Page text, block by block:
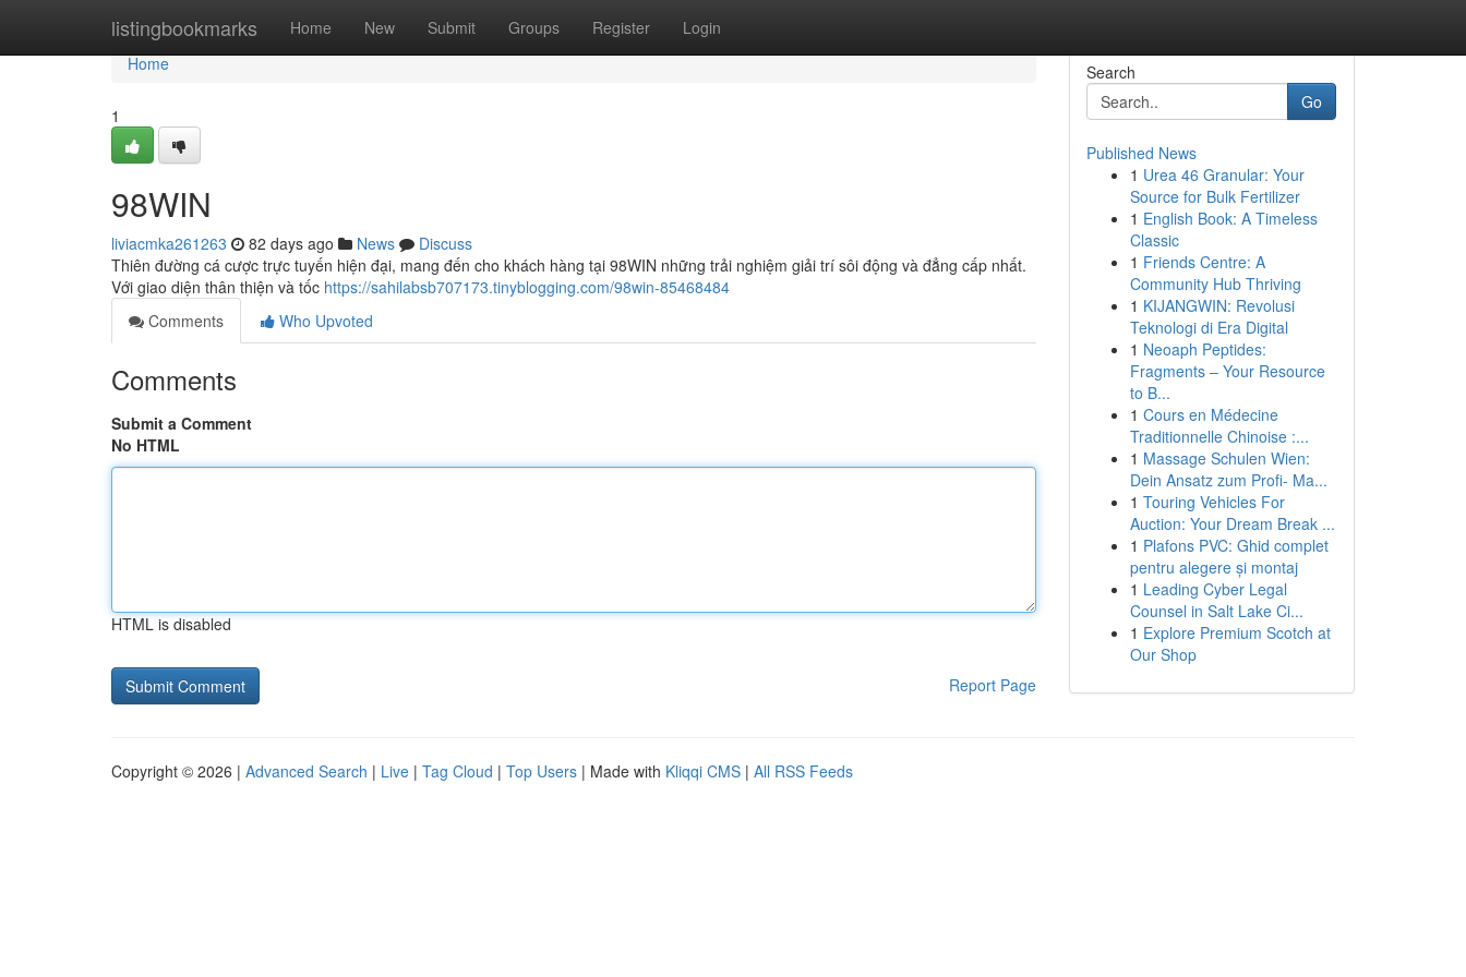
listingbookmarks Home New Submit Groups Register Login
Home
Home
1
98WIN
liviacmka261263 82 days ago News
Discuss
Thiên đường cá cược trực tuyến hiện đại, mang đến cho khách hàng tại 98WIN những trải nghiệm giải trí sôi động và đẳng cấp nhất.
Với giao diện thân thiện và tốc https://sahilabsb707173.tinyblogging.com/98win-85468484
Comments
Who Upvoted
Comments
Submit a Comment
No HTML
HTML is disabled
Report Page
Search
Go
Published News
1 Urea 46 Granular: Your
Source for Bulk Fertilizer
1 English Book: A Timeless
Classic
1 Friends Centre: A
Community Hub Thriving
1 KIJANGWIN: Revolusi
Teknologi di Era Digital
1 Neoaph Peptides:
Fragments – Your Resource
to B...
1 Cours en Médecine
Traditionnelle Chinoise :...
1 Massage Schulen Wien:
Dein Ansatz zum Profi- Ma...
1 Touring Vehicles For
Auction: Your Dream Break ...
1 Plafons PVC: Ghid complet
pentru alegere și montaj
1 Leading Cyber Legal
Counsel in Salt Lake Ci...
1 Explore Premium Scotch at
Our Shop
Copyright © 2026 | Advanced Search | Live | Tag Cloud | Top Users | Made with Kliqqi CMS | All RSS Feeds